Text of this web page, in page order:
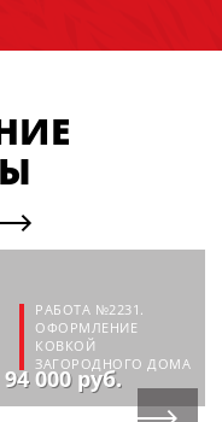
РАБОТА №2231.
ОФОРМЛЕНИЕ
КОВКОЙ
ЗАГОРОДНОГО ДОМА
94 000 руб.